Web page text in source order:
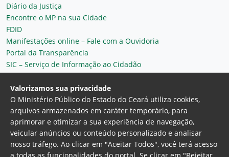
Diário da Justiça
Encontre o MP na sua Cidade
FDID
Manifestações online – Fale com a Ouvidoria
Portal da Transparência
SIC – Serviço de Informação ao Cidadão
Plantão MP do Ceará
Secretaria Geral
Valorizamos sua privacidade
O Ministério Público do Estado do Ceará utiliza cookies,
arquivos armazenados em caráter temporário, para
aprimorar e otimizar a sua experiência de navegação,
veicular anúncios ou conteúdo personalizado e analisar
nosso tráfego. Ao clicar em "Aceitar Todos", você terá acesso